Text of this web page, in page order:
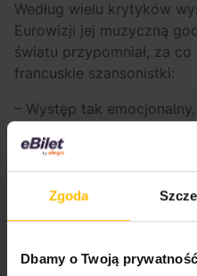
Zgoda
Dbamy o Twoją prywatność
Według wielu krytyków
Eurowizji jej muzyczną
światu przypomniał, za
francuskie szansonistki:
– Występ tak
występ Barbary prestiżowy